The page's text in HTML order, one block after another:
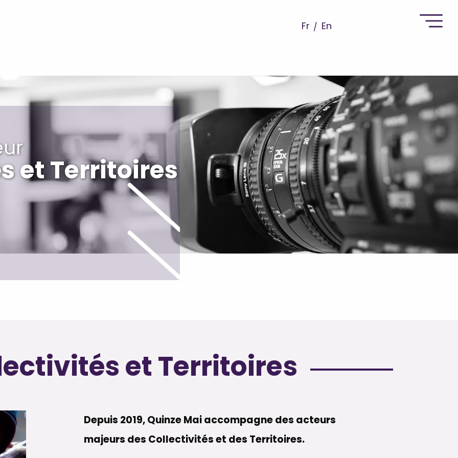
Fr En
et Territoires
et Territoires
Depuis 2019, Quinze Mai accompagne des acteurs
majeurs des Collectivités et des Territoires.